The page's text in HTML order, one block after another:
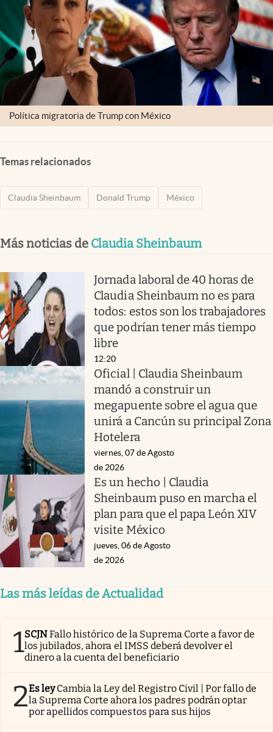
Política migratoria de Trump con México
Temas relacionados
Claudia Sheinbaum Donald Trump México
Más noticias de Claudia Sheinbaum
Jornada laboral de 40 horas de
Claudia Sheinbaum no es para
todos: estos son los trabajadores
que podrían tener más tiempo
libre
12:20
Oficial | Claudia Sheinbaum
mandó a construir un
megapuente sobre el agua que
unirá a Cancún su principal Zona
Hotelera
viernes, 07 de Agosto
de 2026
Es un hecho | Claudia
Sheinbaum puso en marcha el
plan para que el papa León XIV
visite México
jueves, 06 de Agosto
de 2026
Las más leídas de Actualidad
1SCJNFallo histórico de la Suprema Corte a favor de
los jubilados, ahora el IMSS deberá devolver el
dinero a la cuenta del beneficiario
2Es ley Cambia la Ley del Registro Civil | Por fallo de
la Suprema Corte ahora los padres podrán optar
por apellidos compuestos para sus hijos